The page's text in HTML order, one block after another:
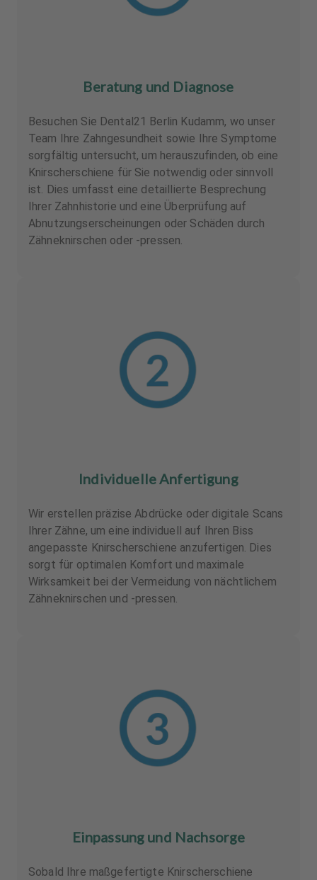
Beratung und Diagnose
Besuchen Sie Dental21 Berlin Kudamm, wo unser
Team Ihre Zahngesundheit sowie Ihre Symptome
sorgfältig untersucht, um herauszufinden, ob eine
Knirscherschiene für Sie notwendig oder sinnvoll
ist. Dies umfasst eine detaillierte Besprechung
Ihrer Zahnhistorie und eine Überprüfung auf
Abnutzungserscheinungen oder Schäden durch
Zähneknirschen oder -pressen.
Individuelle Anfertigung
Wir erstellen präzise Abdrücke oder digitale Scans
Ihrer Zähne, um eine individuell auf Ihren Biss
angepasste Knirscherschiene anzufertigen. Dies
sorgt für optimalen Komfort und maximale
Wirksamkeit bei der Vermeidung von nächtlichem
Zähneknirschen und -pressen.
Einpassung und Nachsorge
Sobald Ihre maßgefertigte Knirscherschiene